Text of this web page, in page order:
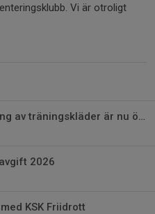
Vi är otroligt
Webshop för beställning av träningskläder är nu öppen!
2026
KSK Friidrott